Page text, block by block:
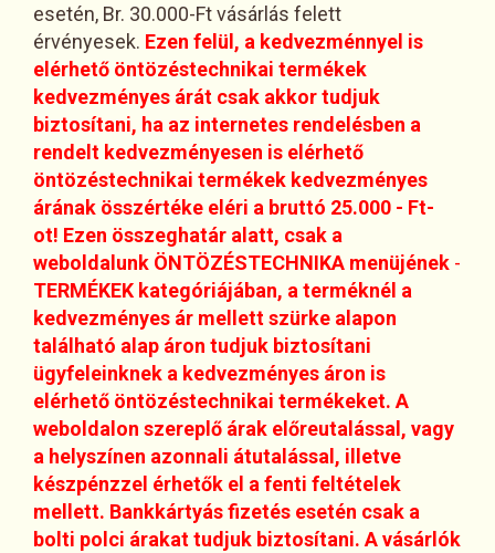
esetén, Br. 30.000-Ft vásárlás felett
érvényesek. Ezen felül, a kedvezménnyel is
elérhető öntözéstechnikai termékek
kedvezményes árát csak akkor tudjuk
biztosítani, ha az internetes rendelésben a
rendelt kedvezményesen is elérhető
öntözéstechnikai termékek kedvezményes
árának összértéke eléri a bruttó 25.000 - Ft-
ot! Ezen összeghatár alatt, csak a
weboldalunk ÖNTÖZÉSTECHNIKA menüjének -
TERMÉKEK kategóriájában, a terméknél a
kedvezményes ár mellett szürke alapon
található alap áron tudjuk biztosítani
ügyfeleinknek a kedvezményes áron is
elérhető öntözéstechnikai termékeket. A
weboldalon szereplő árak előreutalással, vagy
a helyszínen azonnali átutalással, illetve
készpénzzel érhetők el a fenti feltételek
mellett. Bankkártyás fizetés esetén csak a
bolti polci árakat tudjuk biztosítani. A vásárlók